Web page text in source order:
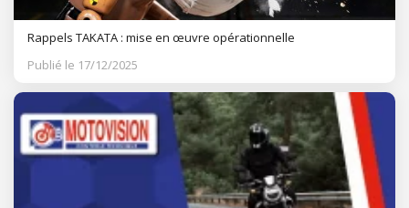
Rappels TAKATA : mise en œuvre opérationnelle
Publié le 17/12/2025